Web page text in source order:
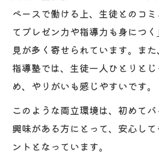
ペースで働ける上、生徒とのコ
てプレゼン力や指導力も身につ
見が多く寄せられています。ま
指導塾では、生徒一人ひとりと
め、やりがいも感じやすいです。
このような両立環境は、初めて
興味がある方にとって、安心し
ントとなっています。